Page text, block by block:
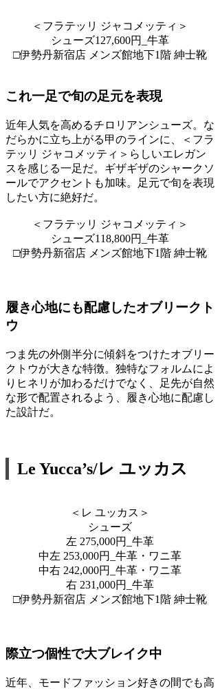
＜フラテッリ ジャコメッティ＞
シューズ127,600円_牛革
□伊勢丹新宿店 メンズ館地下1階 紳士靴
これ一足で旬の足元を表現
近年人気を高めるチロリアンシューズ。な
だらかに立ち上がる甲のラインに、＜フラ
テッリ ジャコメッティ＞らしいエレガン
スを感じる一足だ。ギザギザのシャークソ
ールでアクセントも加味。足元で旬を表現
したい方に絶好だ。
＜フラテッリ ジャコメッティ＞
シューズ118,800円_牛革
□伊勢丹新宿店 メンズ館地下1階 紳士靴
履き心地にも配慮したオブリークト
ウ
つま先の外側半分に傾斜をつけたオブリー
クトウが大きな特徴。独特なフォルムによ
りヒネリが加わるだけでなく、足先が自然
な形で配置されるよう、履き心地に配慮し
た設計だ。
Le Yucca’s/レ ユッカス
＜レ ユッカス＞
シューズ
左 275,000円_牛革
中左 253,000円_牛革・ワニ革
中右 242,000円_牛革・ワニ革
右 231,000円_牛革
□伊勢丹新宿店 メンズ館地下1階 紳士靴
際立つ個性で大ブレイク中
近年、モードファッション好きの間でも高